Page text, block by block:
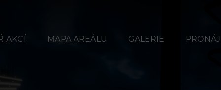
AKCÍ MAPA AREÁLU GALERIE